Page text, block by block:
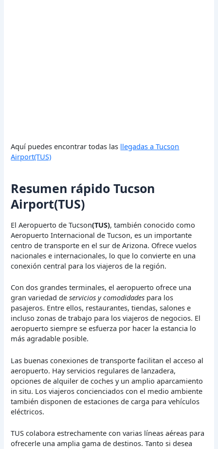
Aquí puedes encontrar todas las llegadas a Tucson
Airport(TUS)
Resumen rápido Tucson
Airport(TUS)
El Aeropuerto de Tucson(TUS), también conocido como
Aeropuerto Internacional de Tucson, es un importante
centro de transporte en el sur de Arizona. Ofrece vuelos
nacionales e internacionales, lo que lo convierte en una
conexión central para los viajeros de la región.
Con dos grandes terminales, el aeropuerto ofrece una
gran variedad deservicios y comodidades para los
pasajeros. Entre ellos, restaurantes, tiendas, salones e
incluso zonas de trabajo para los viajeros de negocios. El
aeropuerto siempre se esfuerza por hacer la estancia lo
más agradable posible.
Las buenas conexiones de transporte facilitan el acceso al
aeropuerto. Hay servicios regulares de lanzadera,
opciones de alquiler de coches y un amplio aparcamiento
in situ. Los viajeros concienciados con el medio ambiente
también disponen de estaciones de carga para vehículos
eléctricos.
TUS colabora estrechamente con varias líneas aéreas para
ofrecerle una amplia gama de destinos. Tanto si desea